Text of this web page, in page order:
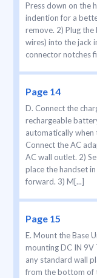
Press down on the
indention for a
remove. 2) Plug
wires) into the jack
connector notches
Page 14
D. Connect the
rechargeable
automatically when
Connect the AC
AC wall outlet. 2)
place the handset
forward. 3) M[...]
Page 15
E. Mount the Base
mounting DC IN 9V
any standard wall
from the bottom of